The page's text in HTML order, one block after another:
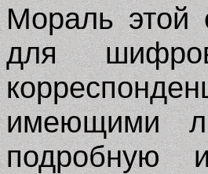
Мораль этой
для
имеющими
подробную